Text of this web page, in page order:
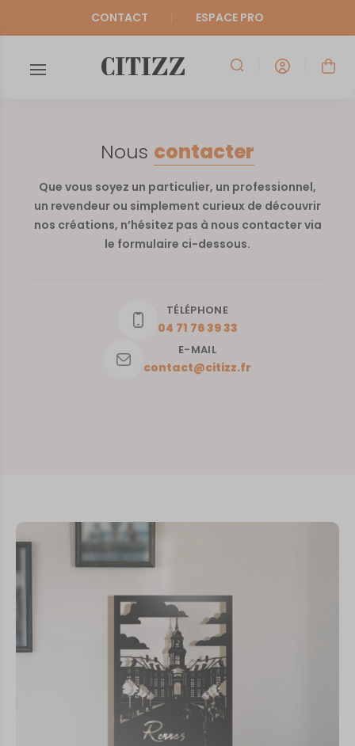
CONTACT ESPACE PRO
Nous contacter
Que vous soyez un particulier, un professionnel,
un revendeur ou simplement curieux de découvrir
nos créations, n’hésitez pas à nous contacter via
le formulaire ci-dessous.
TÉLÉPHONE
04 71 76 39 33
E-MAIL
contact@citizz.fr